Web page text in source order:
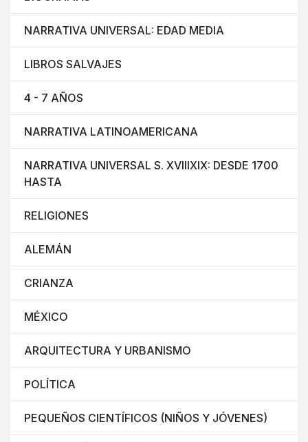
NARRATIVA UNIVERSAL: EDAD MEDIA
LIBROS SALVAJES
4 - 7 AÑOS
NARRATIVA LATINOAMERICANA
NARRATIVA UNIVERSAL S. XVIIIXIX: DESDE 1700
HASTA
RELIGIONES
ALEMÁN
CRIANZA
MÉXICO
ARQUITECTURA Y URBANISMO
POLÍTICA
PEQUEÑOS CIENTÍFICOS (NIÑOS Y JÓVENES)